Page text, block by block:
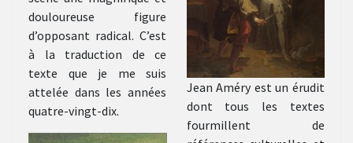
douloureuse figure
d’opposant radical. C’est
à la traduction de ce
texte que je me suis
attelée dans les années
quatre-vingt-dix.
Jean Améry est un érudit
dont tous les textes
fourmillent de